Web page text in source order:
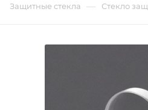
Защитные стекла — Стекло